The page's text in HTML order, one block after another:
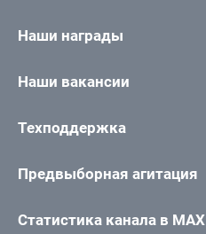
Наши награды
Наши вакансии
Техподдержка
Предвыборная агитация
Статистика канала в MAX